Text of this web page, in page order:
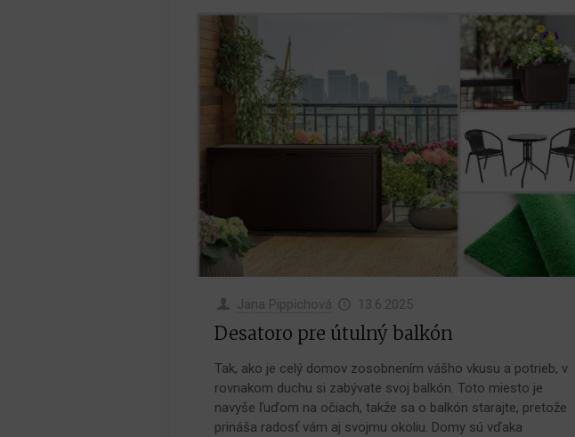
Jana Pippichová 13.6.2025
Desatoro pre útulný balkón
Tak, ako je celý domov zosobnením vášho vkusu a potrieb, v
rovnakom duchu si zabývate svoj balkón. Toto miesto je
navyše ľuďom na očiach, takže sa o balkón starajte, pretože
prináša radosť vám aj svojmu okoliu. Domy sú vďaka